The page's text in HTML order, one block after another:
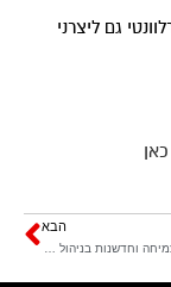
גם ליצרני
כאן
הבא